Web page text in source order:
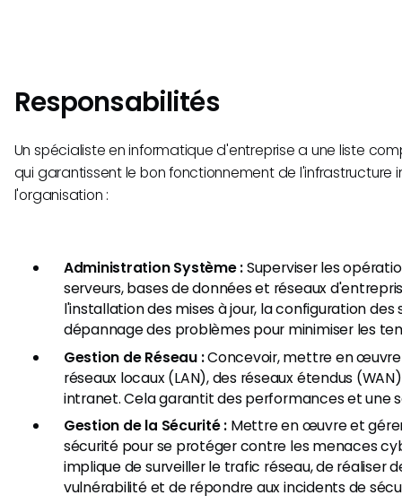
Responsabilités
Un spécialiste en informatique d'entreprise a une liste
qui garantissent le bon fonctionnement de l'infrastructure
l'organisation :
Administration Système :Superviser les
serveurs, bases de données et réseaux
l'installation des mises à jour, la configuration
dépannage des problèmes pour minimiser les
Gestion de Réseau :Concevoir, mettre en
réseaux locaux (LAN), des réseaux étendus
intranet. Cela garantit des performances et une
Gestion de la Sécurité : Mettre en œuvre et
sécurité pour se protéger contre les menaces
implique de surveiller le trafic réseau, de réaliser
vulnérabilité et de répondre aux incidents de